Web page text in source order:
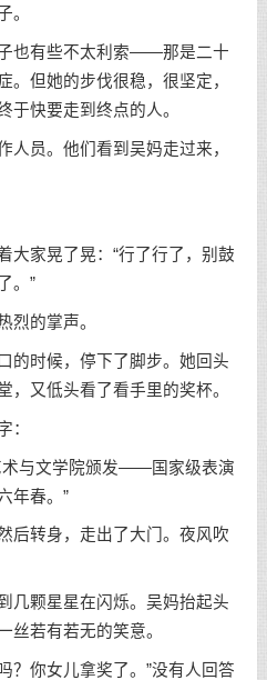
。
也有些不太利索——那是二十
。但她的步伐很稳，很坚定，
于快要走到终点的人。
人员。他们看到吴妈走过来，
大家晃了晃：“行了行了，别鼓
。”
烈的掌声。
的时候，停下了脚步。她回头
，又低头看了看手里的奖杯。
：
与文学院颁发——国家级表演
年春。”
后转身，走出了大门。夜风吹
几颗星星在闪烁。吴妈抬起头
丝若有若无的笑意。
？你女儿拿奖了。”没有人回答